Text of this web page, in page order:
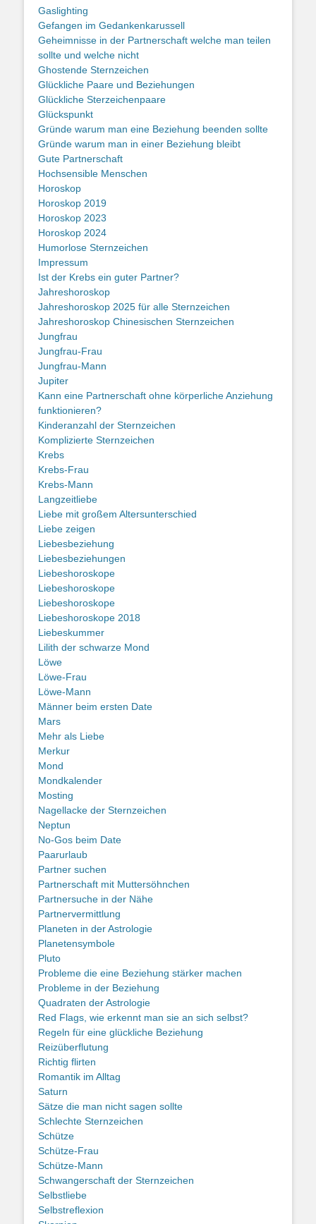
Gaslighting
Gefangen im Gedankenkarussell
Geheimnisse in der Partnerschaft welche man teilen
sollte und welche nicht
Ghostende Sternzeichen
Glückliche Paare und Beziehungen
Glückliche Sterzeichenpaare
Glückspunkt
Gründe warum man eine Beziehung beenden sollte
Gründe warum man in einer Beziehung bleibt
Gute Partnerschaft
Hochsensible Menschen
Horoskop
Horoskop 2019
Horoskop 2023
Horoskop 2024
Humorlose Sternzeichen
Impressum
Ist der Krebs ein guter Partner?
Jahreshoroskop
Jahreshoroskop 2025 für alle Sternzeichen
Jahreshoroskop Chinesischen Sternzeichen
Jungfrau
Jungfrau-Frau
Jungfrau-Mann
Jupiter
Kann eine Partnerschaft ohne körperliche Anziehung
funktionieren?
Kinderanzahl der Sternzeichen
Komplizierte Sternzeichen
Krebs
Krebs-Frau
Krebs-Mann
Langzeitliebe
Liebe mit großem Altersunterschied
Liebe zeigen
Liebesbeziehung
Liebesbeziehungen
Liebeshoroskope
Liebeshoroskope
Liebeshoroskope
Liebeshoroskope 2018
Liebeskummer
Lilith der schwarze Mond
Löwe
Löwe-Frau
Löwe-Mann
Männer beim ersten Date
Mars
Mehr als Liebe
Merkur
Mond
Mondkalender
Mosting
Nagellacke der Sternzeichen
Neptun
No-Gos beim Date
Paarurlaub
Partner suchen
Partnerschaft mit Muttersöhnchen
Partnersuche in der Nähe
Partnervermittlung
Planeten in der Astrologie
Planetensymbole
Pluto
Probleme die eine Beziehung stärker machen
Probleme in der Beziehung
Quadraten der Astrologie
Red Flags, wie erkennt man sie an sich selbst?
Regeln für eine glückliche Beziehung
Reizüberflutung
Richtig flirten
Romantik im Alltag
Saturn
Sätze die man nicht sagen sollte
Schlechte Sternzeichen
Schütze
Schütze-Frau
Schütze-Mann
Schwangerschaft der Sternzeichen
Selbstliebe
Selbstreflexion